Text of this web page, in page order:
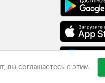
вы соглашаетесь с этим.